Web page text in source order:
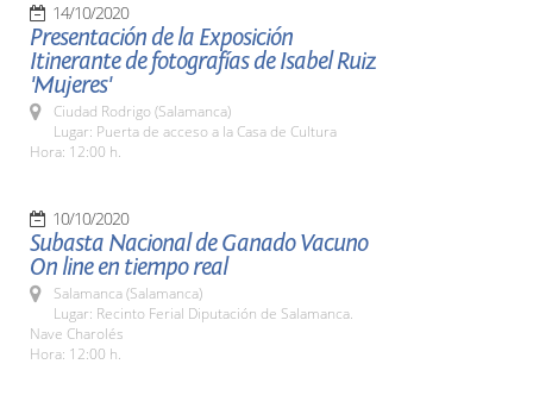
14/10/2020
Presentación de la Exposición
Itinerante de fotografías de Isabel Ruiz
'Mujeres'
Ciudad Rodrigo (Salamanca)
Lugar: Puerta de acceso a la Casa de Cultura
Hora: 12:00 h.
10/10/2020
Subasta Nacional de Ganado Vacuno
On line en tiempo real
Salamanca (Salamanca)
Lugar: Recinto Ferial Diputación de Salamanca.
Nave Charolés
Hora: 12:00 h.